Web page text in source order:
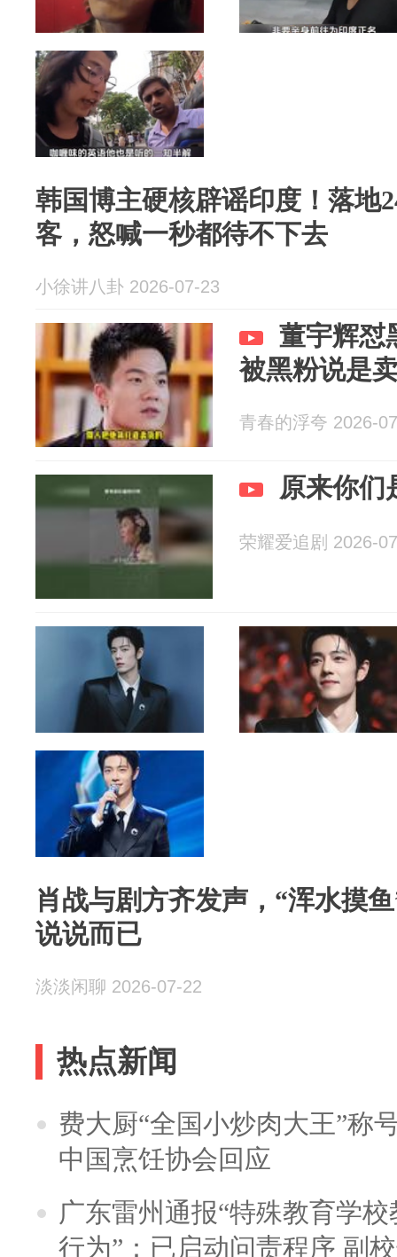
韩国博主硬核辟谣印度！落地
客，怒喊一秒都待不下去
小徐讲八卦 2026-07-23
董宇辉怼
被黑粉说是
青春的浮夸 2026-
原来你们
荣耀爱追剧 2026-
肖战与剧方齐发声，“浑水摸
说说而已
淡淡闲聊 2026-07-22
热点新闻
费大厨“全国小炒肉大王”称
中国烹饪协会回应
广东雷州通报“特殊教育学
行为”：已启动问责程序 副